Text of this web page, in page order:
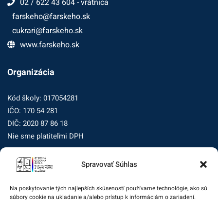
Spravovať Súhlas
Na poskytovanie tých najlepších skúseností používame technológie, ako sú
súbory cookie na ukladanie a/alebo prístup k informáciám o zariadení.
02 / 622 43 604 - vrátnica
farskeho@farskeho.sk
cukrari@farskeho.sk
www.farskeho.sk
Organizácia
Kód školy: 017054281
IČO: 170 54 281
DIČ: 2020 87 86 18
Nie sme platiteľmi DPH
Zásady ochrany osobných údajov